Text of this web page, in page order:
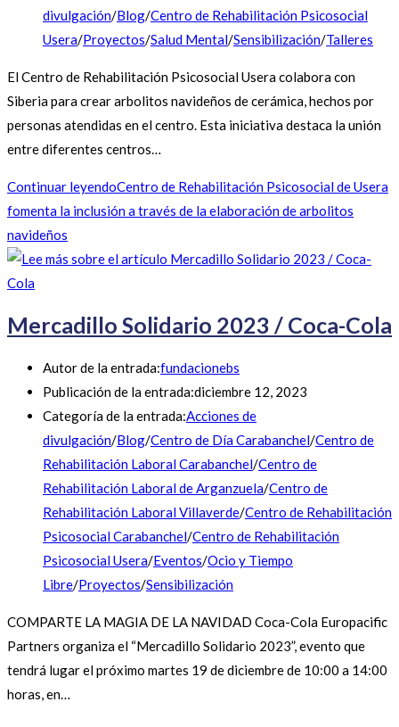
divulgación/Blog/Centro de Rehabilitación Psicosocial
Usera/Proyectos/Salud Mental/Sensibilización/Talleres
El Centro de Rehabilitación Psicosocial Usera colabora con
Siberia para crear arbolitos navideños de cerámica, hechos por
personas atendidas en el centro. Esta iniciativa destaca la unión
entre diferentes centros…
Continuar leyendoCentro de Rehabilitación Psicosocial de Usera
fomenta la inclusión a través de la elaboración de arbolitos
navideños
Mercadillo Solidario 2023 / Coca-Cola
Autor de la entrada:fundacionebs
Publicación de la entrada:diciembre 12, 2023
Categoría de la entrada:Acciones de
divulgación/Blog/Centro de Día Carabanchel/Centro de
Rehabilitación Laboral Carabanchel/Centro de
Rehabilitación Laboral de Arganzuela/Centro de
Rehabilitación Laboral Villaverde/Centro de Rehabilitación
Psicosocial Carabanchel/Centro de Rehabilitación
Psicosocial Usera/Eventos/Ocio y Tiempo
Libre/Proyectos/Sensibilización
COMPARTE LA MAGIA DE LA NAVIDAD Coca-Cola Europacific
Partners organiza el “Mercadillo Solidario 2023”, evento que
tendrá lugar el próximo martes 19 de diciembre de 10:00 a 14:00
horas, en…